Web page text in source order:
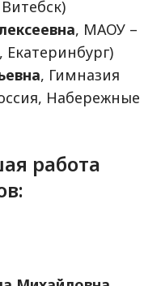
, МАОУ –
, Гимназия
Набережные
работа